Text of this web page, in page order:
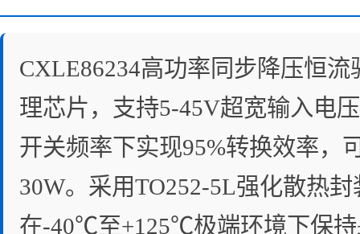
CXLE86234高功率同步降压恒
理芯片，支持5-45V超宽输入电
开关频率下实现95%转换效率，
30W。采用TO252-5L强化散热
在-40℃至+125℃极端环境下保持